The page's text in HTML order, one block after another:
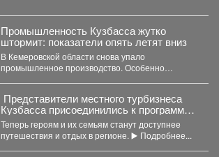
Промышленность Кузбасса жутко
штормит: показатели опять летят вниз
В Кемеровской области снова упало
промышленное производство. Особенно
Представители местного турбизнеса
Кузбасса присоединились к программе
поддержки участников СВО и их
близкихне.
Теперь героям и их семьям станут доступнее
путешествия и отдых в регионе. ▶️ Подробнее...